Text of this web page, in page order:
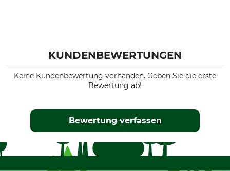
KUNDENBEWERTUNGEN
Keine Kundenbewertung vorhanden. Geben Sie die erste
Bewertung ab!
Bewertung verfassen